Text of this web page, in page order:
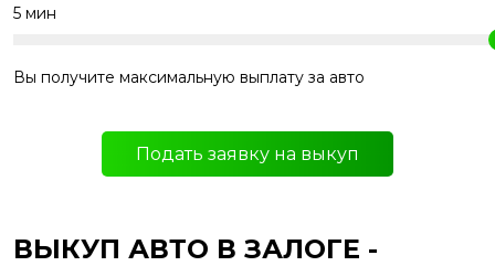
5 мин
Вы получите максимальную выплату за авто
Подать заявку на выкуп
ВЫКУП АВТО В ЗАЛОГЕ -